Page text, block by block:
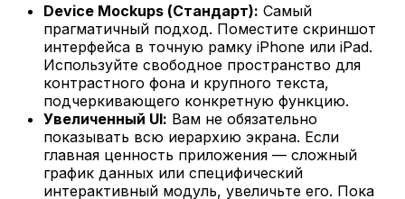
Device Mockups (Стандарт): Самый
прагматичный подход. Поместите скриншот
интерфейса в точную рамку iPhone или iPad.
Используйте свободное пространство для
контрастного фона и крупного текста,
подчеркивающего конкретную функцию.
Увеличенный UI: Вам не обязательно
показывать всю иерархию экрана. Если
главная ценность приложения — сложный
график данных или специфический
интерактивный модуль, увеличьте его. Пока